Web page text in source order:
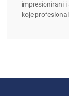
impresionirani i
koje